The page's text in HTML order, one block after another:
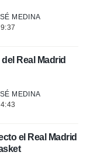
MEDINA
Real Madrid
MEDINA
el Real Madrid